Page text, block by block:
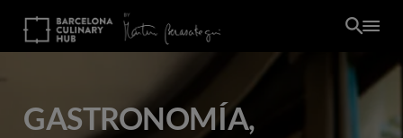
contenido
GASTRONOMÍA,